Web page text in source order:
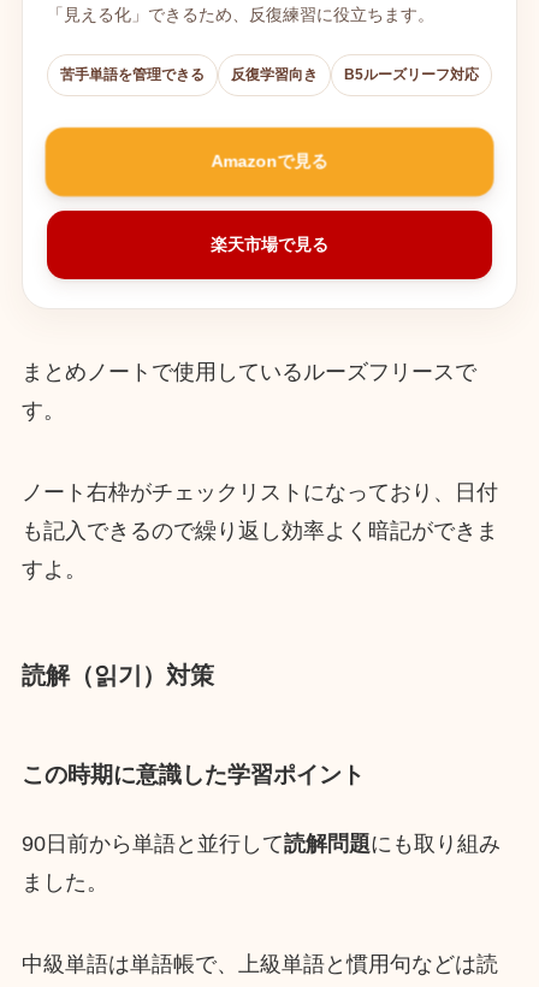
「見える化」できるため、反復練習に役立ちます。
苦手単語を管理できる 反復学習向き B5ルーズリーフ対応
Amazonで見る
楽天市場で見る
まとめノートで使用しているルーズフリースで
す。
ノート右枠がチェックリストになっており、日付
も記入できるので繰り返し効率よく暗記ができま
すよ。
読解（읽기）対策
この時期に意識した学習ポイント
90日前から単語と並行して読解問題にも取り組み
ました。
中級単語は単語帳で、上級単語と慣用句などは読